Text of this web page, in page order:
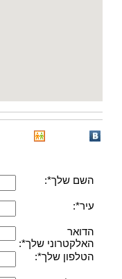
השם שלך*:
עיר*:
הדואר
האלקטרוני שלך*:
הטלפון שלך*: